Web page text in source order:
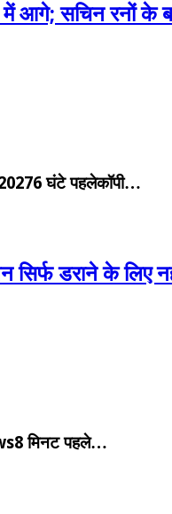
में आगे; सचिन रनों के
घंटे पहलेकॉपी…
सिर्फ डराने के लिए
मिनट पहले…